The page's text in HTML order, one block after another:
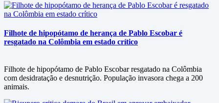
Filhote de hipopótamo de herança de Pablo Escobar é
resgatado na Colômbia em estado crítico
Filhote de hipopótamo de Pablo Escobar resgatado na Colômbia
com desidratação e desnutrição. População invasora chega a 200
animais.